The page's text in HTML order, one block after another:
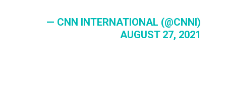
— CNN INTERNATIONAL (@CNNI)
AUGUST 27, 2021